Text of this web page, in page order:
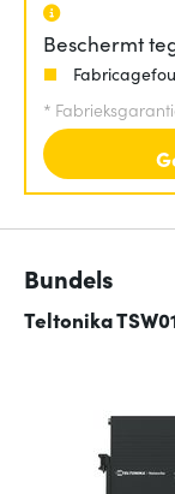
Beschermt
*
Bundels
Teltonika